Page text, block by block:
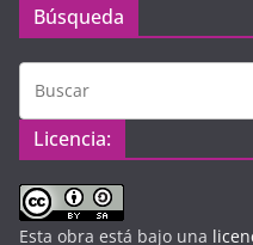
Búsqueda
Licencia:
Esta obra está bajo una